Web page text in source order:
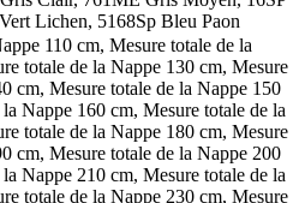
Lichen, 5168Sp Bleu Paon
110 cm, Mesure totale de la
totale de la Nappe 130 cm, Mesure
cm, Mesure totale de la Nappe 150
Nappe 160 cm, Mesure totale de la
totale de la Nappe 180 cm, Mesure
cm, Mesure totale de la Nappe 200
Nappe 210 cm, Mesure totale de la
totale de la Nappe 230 cm, Mesure